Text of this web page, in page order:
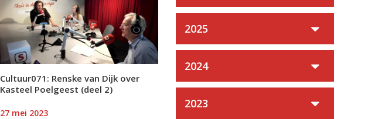
Cultuur071: Renske van Dijk over
Kasteel Poelgeest (deel 2)
27 mei 2023
2025
2024
2023